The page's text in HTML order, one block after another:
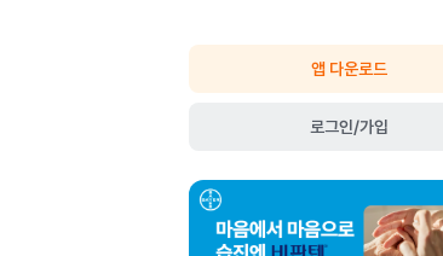
앱 다운로드
로그인/가입